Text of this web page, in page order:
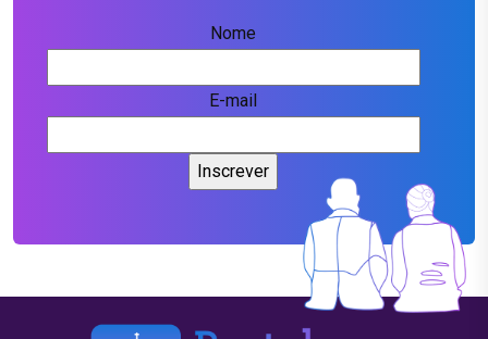
Nome
E-mail